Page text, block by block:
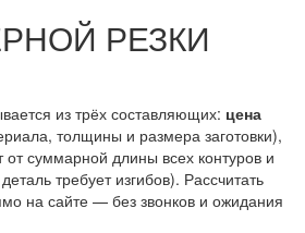
РЕЗКИ
из трёх составляющих: цена
толщины и размера заготовки),
от суммарной длины всех контуров и
требует изгибов). Рассчитать
на сайте — без звонков и ожидания